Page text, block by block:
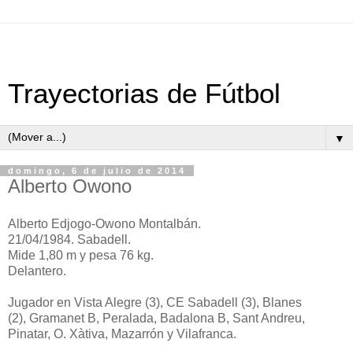
Trayectorias de Fútbol
▼
domingo, 6 de julio de 2014
Alberto Owono
Alberto Edjogo-Owono Montalbán.
21/04/1984. Sabadell.
Mide 1,80 m y pesa 76 kg.
Delantero.
Jugador en Vista Alegre (3), CE Sabadell (3), Blanes
(2), Gramanet B, Peralada, Badalona B, Sant Andreu,
Pinatar, O. Xàtiva, Mazarrón y Vilafranca.